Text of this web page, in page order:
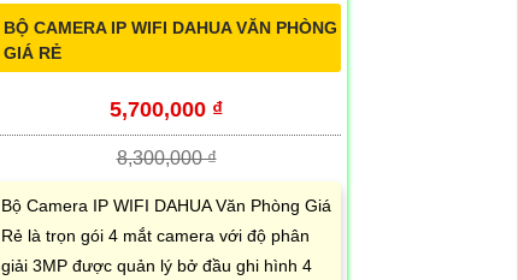
BỘ CAMERA IP WIFI DAHUA VĂN PHÒNG
GIÁ RẺ
5,700,000 ₫
8,300,000 ₫
Bộ Camera IP WIFI DAHUA Văn Phòng Giá
Rẻ là trọn gói 4 mắt camera với độ phân
giải 3MP được quản lý bở đầu ghi hình 4